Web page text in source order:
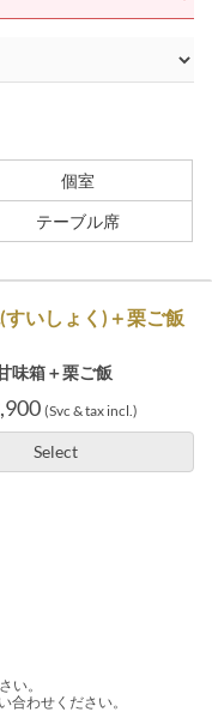
個室
テーブル席
いしょく)＋栗ご飯
味箱＋栗ご飯
(Svc & tax incl.)
Select
い。
合わせください。